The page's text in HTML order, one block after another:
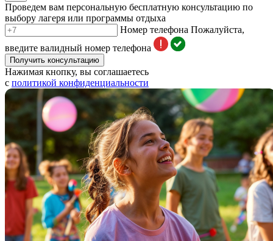
Проведем вам персональную бесплатную консультацию по
выбору лагеря или программы отдыха
Номер телефона Пожалуйста,
введите валидный номер телефона
Получить консультацию
Нажимая кнопку, вы соглашаетесь
с политикой конфиденциальности